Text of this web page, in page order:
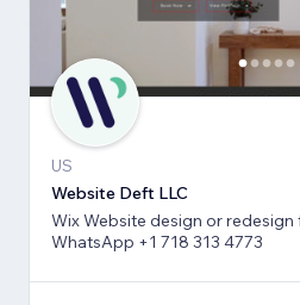
US
Website Deft LLC
Wix Website design or
WhatsApp +1 718 313 4773